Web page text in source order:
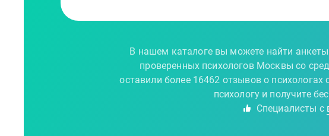
В нашем каталоге вы можете найти
проверенных психологов Москвы со
оставили более 16462 отзывов о психологах
психологу и получите
Специалисты с